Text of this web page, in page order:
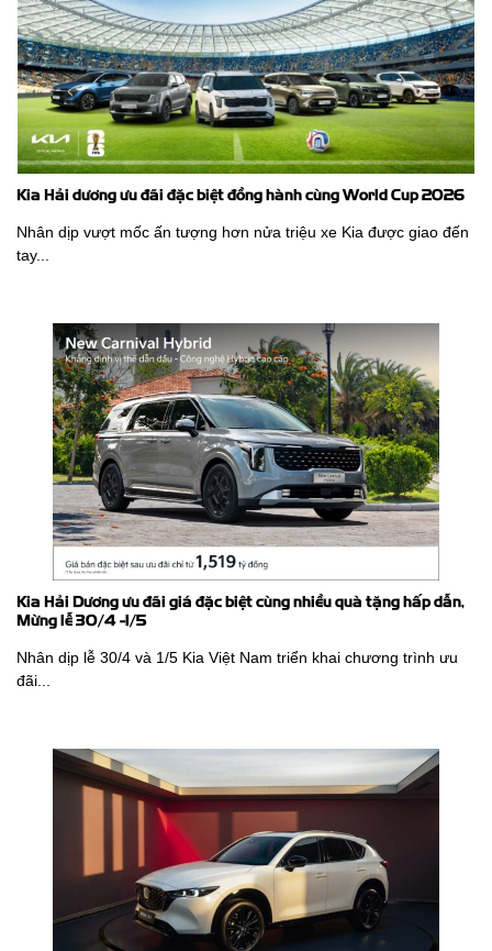
Kia Hải dương ưu đãi đặc biệt đồng hành cùng World Cup 2026
Nhân dịp vượt mốc ấn tượng hơn nửa triệu xe Kia được giao đến
tay...
Kia Hải Dương ưu đãi giá đặc biệt cùng nhiều quà tặng hấp dẫn,
Mừng lễ 30/4 -1/5
Nhân dịp lễ 30/4 và 1/5 Kia Việt Nam triển khai chương trình ưu
đãi...